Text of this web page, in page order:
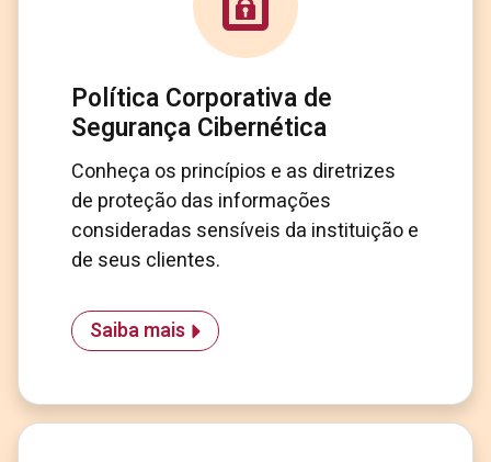
Política Corporativa de
Segurança Cibernética
Conheça os princípios e as diretrizes
de proteção das informações
consideradas sensíveis da instituição e
de seus clientes.
Saiba mais